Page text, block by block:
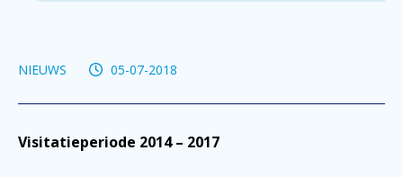
NIEUWS 05-07-2018
Visitatieperiode 2014 – 2017